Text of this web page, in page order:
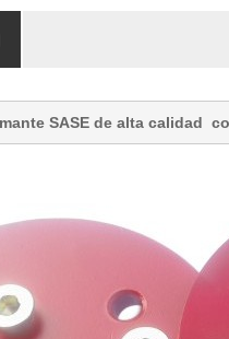
SASEde alta calidad